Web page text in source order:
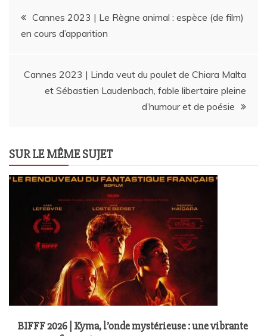
Navigation
de
l’article
Cannes 2023 | Le Règne animal : espèce (de film)
en cours d’apparition
Cannes 2023 | Linda veut du poulet de Chiara Malta
et Sébastien Laudenbach, fable libertaire pleine
d’humour et de poésie
SUR LE MÊME SUJET
BIFFF 2026 | Kyma, l’onde mystérieuse : une vibrante